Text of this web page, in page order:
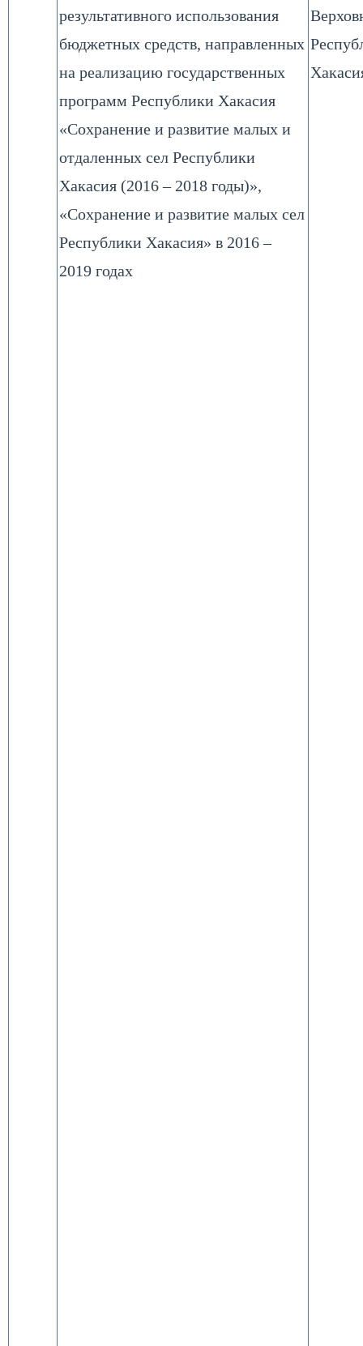
результативного использования
бюджетных средств, направленных
на реализацию государственных
программ Республики Хакасия
«Сохранение и развитие малых и
отдаленных сел Республики
Хакасия (2016 – 2018 годы)»,
«Сохранение и развитие малых сел
Республики Хакасия» в 2016 –
2019 годах